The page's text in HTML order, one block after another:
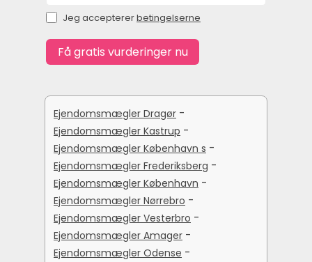
Jeg acceptererbetingelserne
Ejendomsmægler Dragør -
Ejendomsmægler Kastrup -
Ejendomsmægler København s -
Ejendomsmægler Frederiksberg -
Ejendomsmægler København -
Ejendomsmægler Nørrebro -
Ejendomsmægler Vesterbro -
Ejendomsmægler Amager -
Ejendomsmægler Odense -